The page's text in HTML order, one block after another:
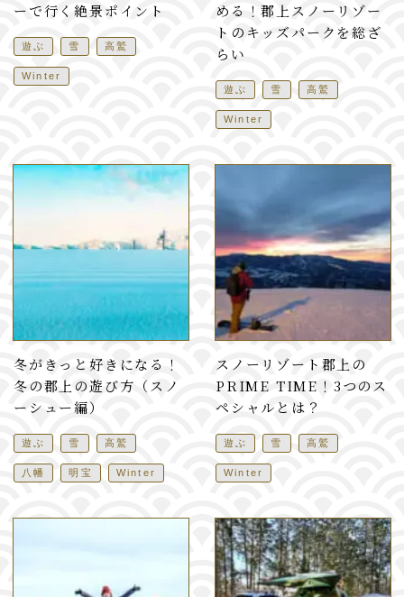
ーで行く絶景ポイント
遊ぶ 雪 高鷲
Winter
める！郡上スノーリゾー
トのキッズパークを総ざ
らい
遊ぶ 雪 高鷲
Winter
冬がきっと好きになる！
冬の郡上の遊び方（スノ
ーシュー編）
遊ぶ 雪 高鷲
八幡 明宝 Winter
スノーリゾート郡上の
PRIME TIME！3つのス
ペシャルとは？
遊ぶ 雪 高鷲
Winter